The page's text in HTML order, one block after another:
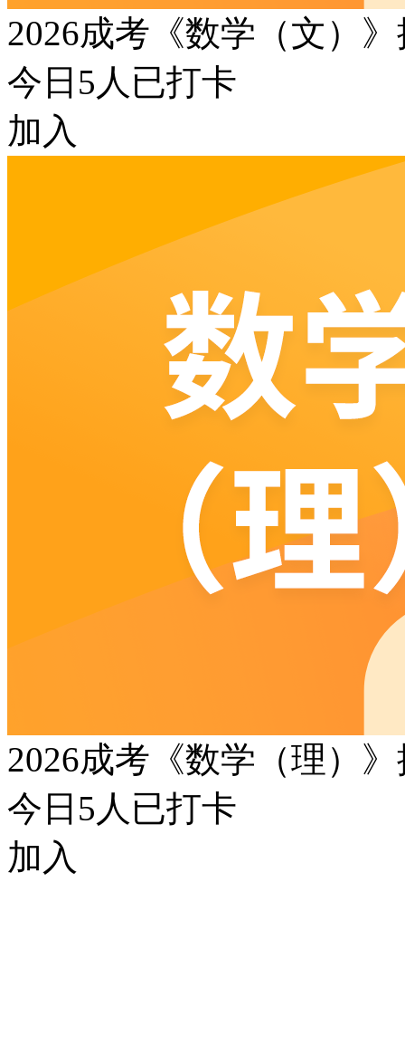
2026成考《数学（文）
今日 5 人已打卡
加入
2026成考《数学（理）
今日 5 人已打卡
加入